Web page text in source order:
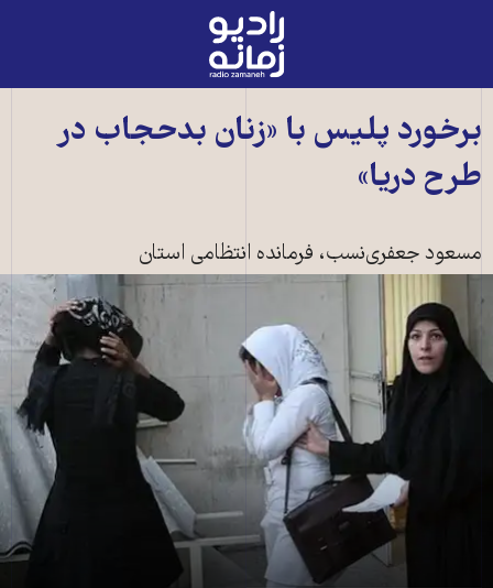
رادیو
زمانه
به
صفحه
برخورد پليس با «زنان بدحجاب در
طرح دريا»
مسعود جعفری‌نسب، فرمانده انتظامی استان